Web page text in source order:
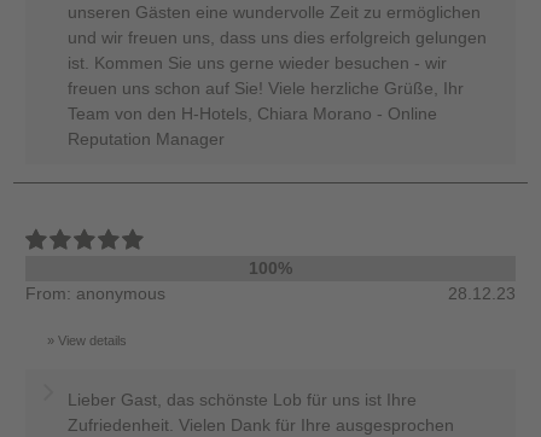
unseren Gästen eine wundervolle Zeit zu ermöglichen
und wir freuen uns, dass uns dies erfolgreich gelungen
ist. Kommen Sie uns gerne wieder besuchen - wir
freuen uns schon auf Sie! Viele herzliche Grüße, Ihr
Team von den H-Hotels, Chiara Morano - Online
Reputation Manager
100%
From: anonymous
28.12.23
View details
Lieber Gast, das schönste Lob für uns ist Ihre
Zufriedenheit. Vielen Dank für Ihre ausgesprochen